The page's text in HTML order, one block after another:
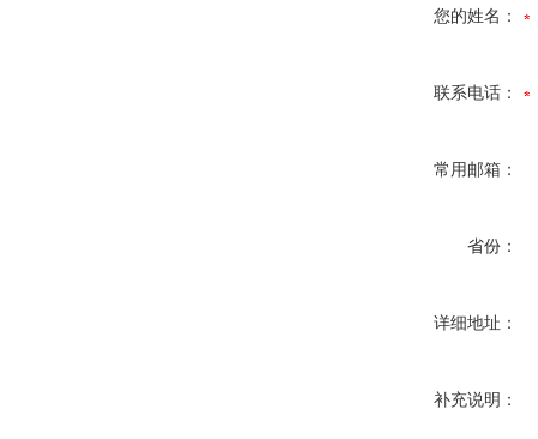
您的姓名：
联系电话：
常用邮箱：
省份：
详细地址：
补充说明：